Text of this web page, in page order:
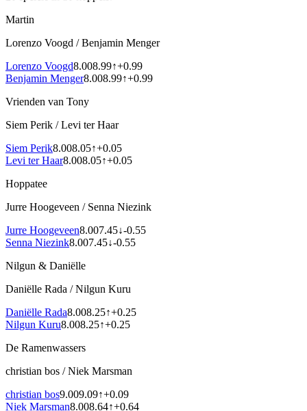
Martin
Lorenzo Voogd /Benjamin Menger
Lorenzo Voogd8.008.99↑+0.99
Benjamin Menger8.008.99↑+0.99
Vrienden van Tony
Siem Perik /Levi ter Haar
Siem Perik8.008.05↑+0.05
Levi ter Haar8.008.05↑+0.05
Hoppatee
Jurre Hoogeveen / Senna Niezink
Jurre Hoogeveen8.007.45↓-0.55
Senna Niezink8.007.45↓-0.55
Nilgun & Daniëlle
Daniëlle Rada /Nilgun Kuru
Daniëlle Rada8.008.25↑+0.25
Nilgun Kuru8.008.25↑+0.25
De Ramenwassers
christian bos /Niek Marsman
christian bos9.009.09↑+0.09
Niek Marsman8.008.64↑+0.64